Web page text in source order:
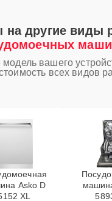
на другие виды
вашего
всех видов
Asko D
XL